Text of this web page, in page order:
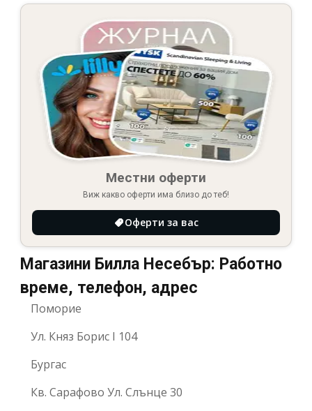
Местни оферти
Виж какво оферти има близо до теб!
Оферти за вас
Магазини Билла Несебър: Работно
време, телефон, адрес
Поморие
Ул. Княз Борис I 104
Бургас
Кв. Сарафово Ул. Слънце 30